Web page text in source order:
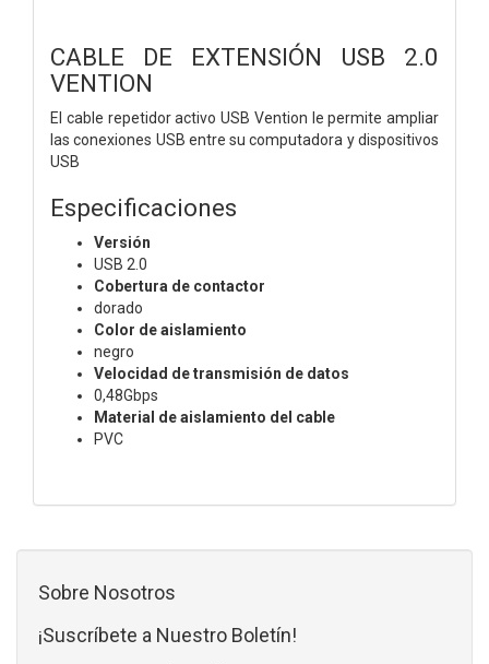
CABLE DE EXTENSIÓN USB 2.0
VENTION
El cable repetidor activo USB Vention le permite ampliar
las conexiones USB entre su computadora y dispositivos
USB
Especificaciones
Versión
USB 2.0
Cobertura de contactor
dorado
Color de aislamiento
negro
Velocidad de transmisión de datos
0,48Gbps
Material de aislamiento del cable
PVC
Sobre Nosotros
¡Suscríbete a Nuestro Boletín!